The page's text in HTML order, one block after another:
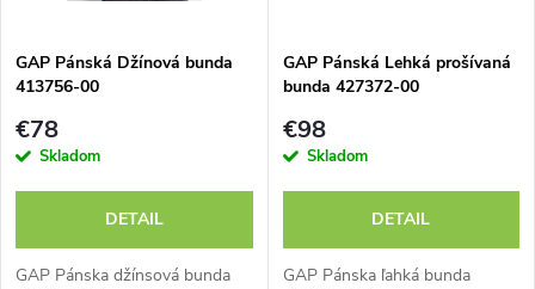
v
v
GAP Pánská Džínová bunda
413756-00
€78
Skladom
DETAIL
GAP Pánska džínsová bunda
GAP Pánská Lehká prošívaná
bunda 427372-00
€98
Skladom
DETAIL
GAP Pánska ľahká bunda